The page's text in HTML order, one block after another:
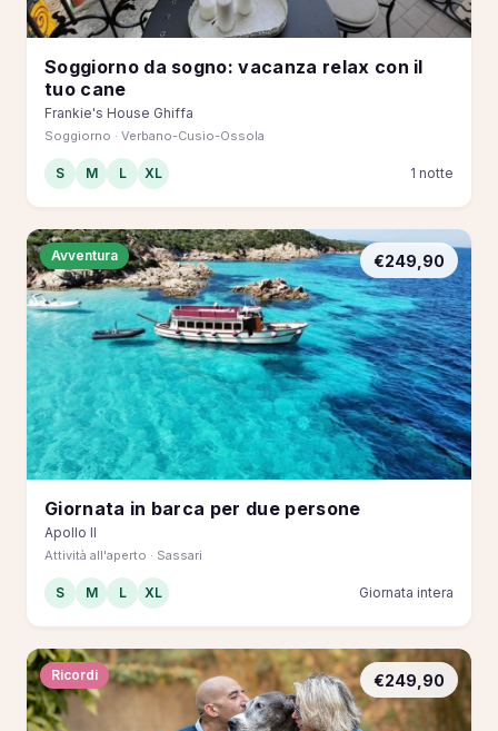
Soggiorno da sogno: vacanza relax con il
tuo cane
Frankie's House Ghiffa
Soggiorno · Verbano-Cusio-Ossola
S M L XL 1 notte
Avventura €249,90
Giornata in barca per due persone
Apollo II
Attività all'aperto · Sassari
S M L XL Giornata intera
Ricordi €249,90